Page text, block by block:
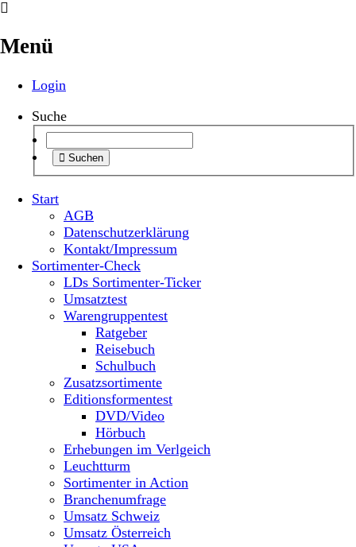
Menü
Login
Suche
Suchen
Start
AGB
Datenschutzerklärung
Kontakt/Impressum
Sortimenter-Check
LDs Sortimenter-Ticker
Umsatztest
Warengruppentest
Ratgeber
Reisebuch
Schulbuch
Zusatzsortimente
Editionsformentest
DVD/Video
Hörbuch
Erhebungen im Verlgeich
Leuchtturm
Sortimenter in Action
Branchenumfrage
Umsatz Schweiz
Umsatz Österreich